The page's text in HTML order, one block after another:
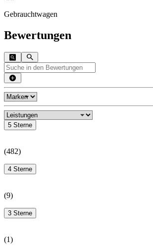
Gebrauchtwagen
Bewertungen
5 Sterne
(482)
4 Sterne
(9)
3 Sterne
(1)